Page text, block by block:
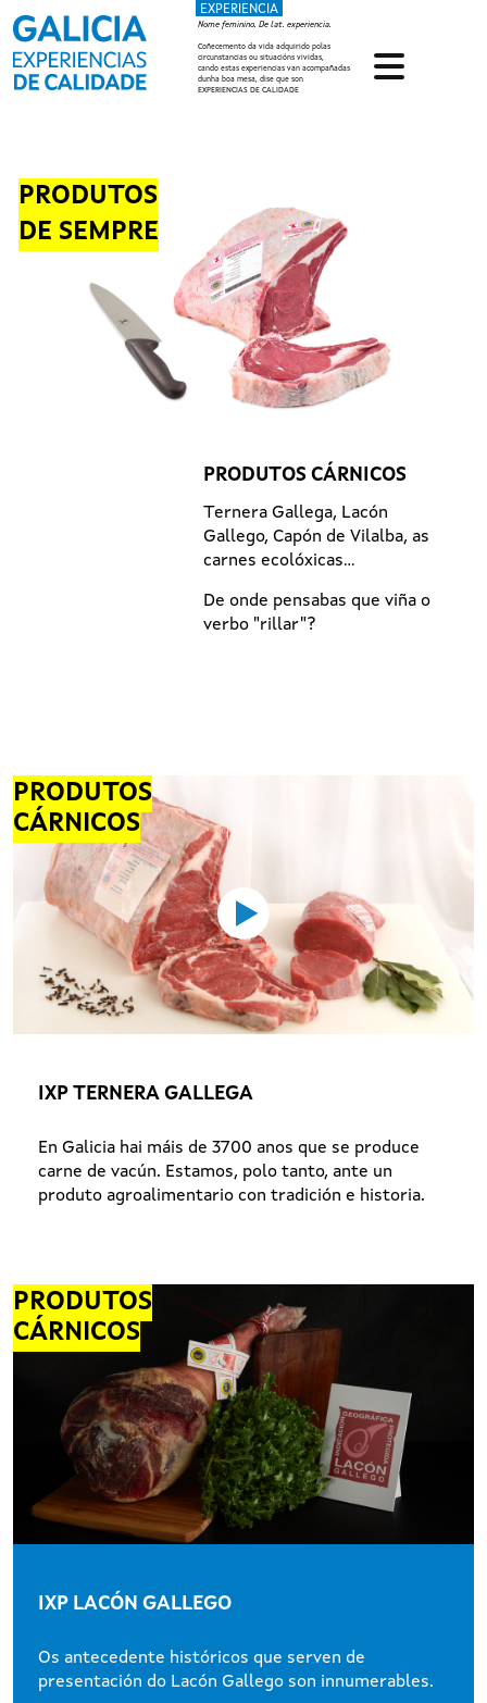
Ir o contido principal
EXPERIENCIA
Nome feminino. De lat. experiencia.
Coñecemento da vida adquirido polas
circunstancias ou situacións vividas,
cando estas experiencias van acompañadas
dunha boa mesa, dise que son
EXPERIENCIAS DE CALIDADE
PRODUTOS
DE SEMPRE
PRODUTOS CÁRNICOS
Ternera Gallega, Lacón
Gallego, Capón de Vilalba, as
carnes ecolóxicas...
De onde pensabas que viña o
verbo "rillar"?
PRODUTOS
CÁRNICOS
IXP TERNERA GALLEGA
En Galicia hai máis de 3700 anos que se produce
carne de vacún. Estamos, polo tanto, ante un
produto agroalimentario con tradición e historia.
PRODUTOS
CÁRNICOS
IXP LACÓN GALLEGO
Os antecedente históricos que serven de
presentación do Lacón Gallego son innumerables.